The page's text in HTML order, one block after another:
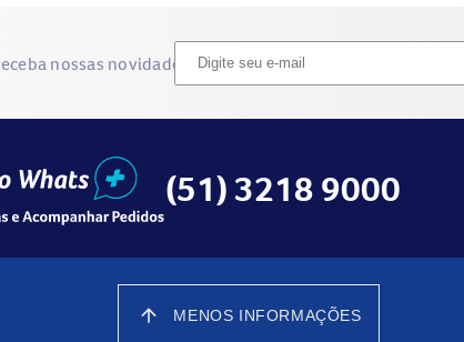
nossas novidades
(51) 3218 9000
arrow_upward MENOS INFORMAÇÕES